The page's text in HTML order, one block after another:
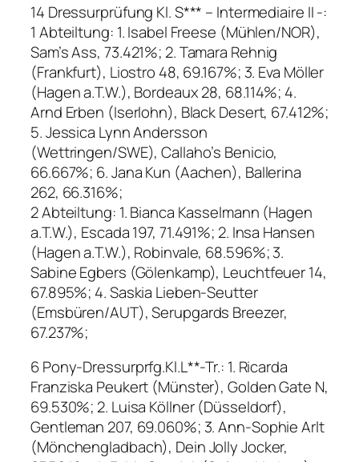
14 Dressurprüfung Kl. S*** – Intermediaire II -:
1 Abteiltung: 1. Isabel Freese (Mühlen/NOR),
Sam’s Ass, 73.421%; 2. Tamara Rehnig
(Frankfurt), Liostro 48, 69.167%; 3. Eva Möller
(Hagen a.T.W.), Bordeaux 28, 68.114%; 4.
Arnd Erben (Iserlohn), Black Desert, 67.412%;
5. Jessica Lynn Andersson
(Wettringen/SWE), Callaho’s Benicio,
66.667%; 6. Jana Kun (Aachen), Ballerina
262, 66.316%;
2 Abteiltung: 1. Bianca Kasselmann (Hagen
a.T.W.), Escada 197, 71.491%; 2. Insa Hansen
(Hagen a.T.W.), Robinvale, 68.596%; 3.
Sabine Egbers (Gölenkamp), Leuchtfeuer 14,
67.895%; 4. Saskia Lieben-Seutter
(Emsbüren/AUT), Serupgards Breezer,
67.237%;
6 Pony-Dressurprfg.Kl.L**-Tr.: 1. Ricarda
Franziska Peukert (Münster), Golden Gate N,
69.530%; 2. Luisa Köllner (Düsseldorf),
Gentleman 207, 69.060%; 3. Ann-Sophie Arlt
(Mönchengladbach), Dein Jolly Jocker,